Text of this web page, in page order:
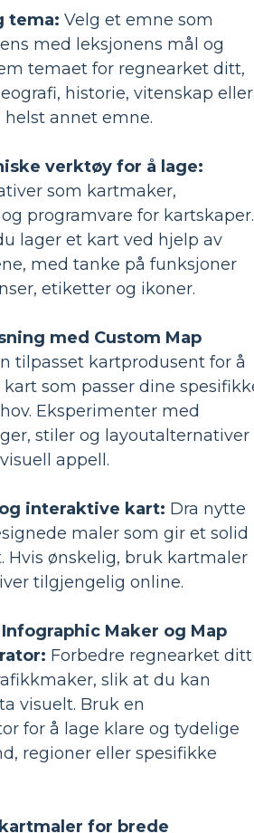
tema: Velg et emne som
med leksjonens mål og
temaet for regnearket ditt,
historie, vitenskap eller
annet emne.
verktøy for å lage:
som kartmaker,
programvare for kartskaper.
lager et kart ved hjelp av
med tanke på funksjoner
etiketter og ikoner.
med Custom Map
tilpasset kartprodusent for å
som passer dine
Eksperimenter med
stiler og layoutalternativer
appell.
interaktive kart: Dra nytte
maler som gir et solid
Hvis ønskelig, bruk kartmaler
tilgjengelig online.
Maker og Map
Forbedre regnearket ditt
slik at du kan
visuelt. Bruk en
for å lage klare og tydelige
regioner eller spesifikke
for brede